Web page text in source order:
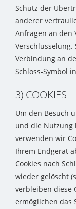
Schutz der
anderer
Anfragen an den
Verschlüsselung.
Verbindung an
Schloss-Symbol
3) COOKIES
Um den Besuch
und die Nutzung
verwenden wir
Ihrem Endgerät
Cookies nach
wieder gelöscht
verbleiben diese
ermöglichen das